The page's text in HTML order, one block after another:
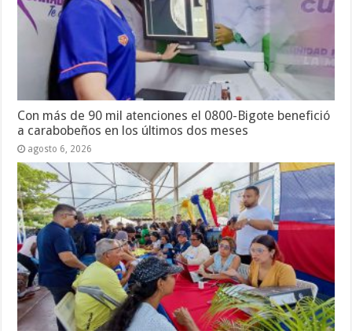
Con más de 90 mil atenciones el 0800-Bigote benefició
a carabobeños en los últimos dos meses
agosto 6, 2026